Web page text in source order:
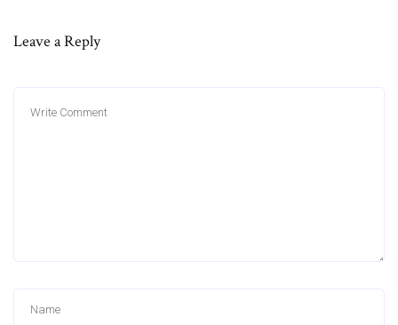
Leave a Reply